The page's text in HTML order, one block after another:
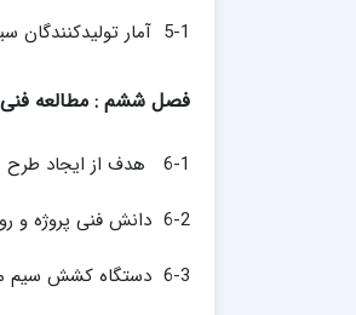
5-1 آمار تولیدکنندگان سیم ومفتول فلزی خاص در کشور تا سال 1402
فصل ششم : مطالعه فنی
6-1 هدف از ایجاد طرح 32
6-2 دانش فنی پروژه و روش تولید محصول 32
6-3 دستگاه کشش سیم متوسط 32